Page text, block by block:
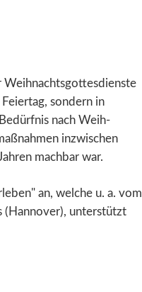
Weihnachts­gottesdienste
sondern in
nach Weih­
inzwischen
machbar war.
an, welche u. a. vom
(Hannover), unterstützt